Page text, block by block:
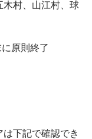
木村、山江村、球
原則終了
下記で確認でき